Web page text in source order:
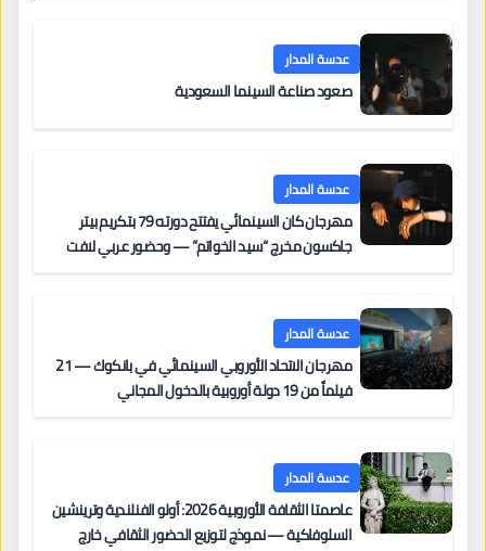
عدسة المدار
صعود صناعة السينما السعودية
عدسة المدار
مهرجان كان السينمائي يفتتح دورته 79 بتكريم بيتر
جاكسون مخرج “سيد الخواتم” — وحضور عربي لافت
عدسة المدار
مهرجان الاتحاد الأوروبي السينمائي في بانكوك — 21
فيلماً من 19 دولة أوروبية بالدخول المجاني
عدسة المدار
عاصمتا الثقافة الأوروبية 2026: أولو الفنلندية وترينشين
السلوفاكية — نموذج لتوزيع الحضور الثقافي خارج